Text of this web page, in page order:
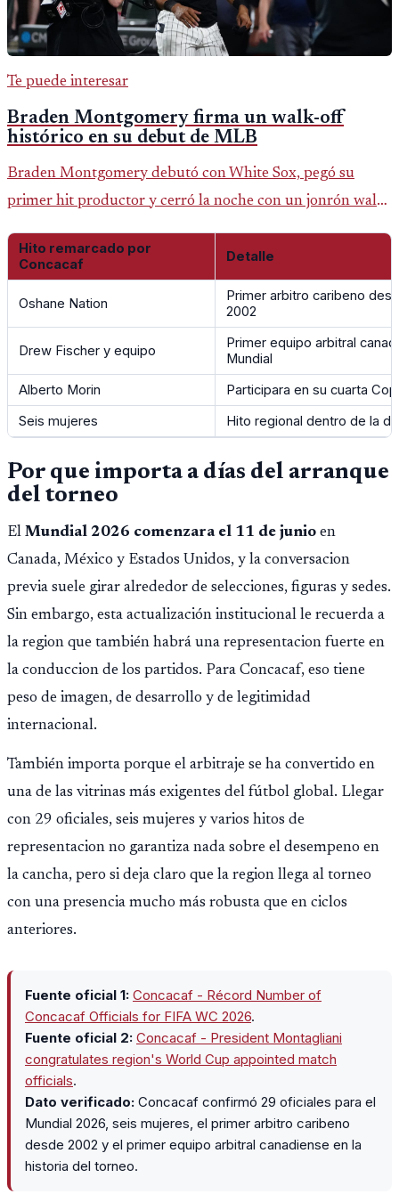
Te puede interesar
Braden Montgomery firma un walk-off
histórico en su debut de MLB
Braden Montgomery debutó con White Sox, pegó su
primer hit productor y cerró la noche con un jonrón walk-
este tipo en la historia.
Hito remarcado por
Concacaf
Detalle
Oshane Nation
Primer arbitro caribeno
2002
Drew Fischer y equipo
Primer equipo arbitral
Mundial
Alberto Morin
Participara en su cuarta
Seis mujeres
Hito regional dentro de la
Por que importa a días del arranque
del torneo
El Mundial 2026 comenzara el 11 de junio en
Canada, México y Estados Unidos, y la conversacion
previa suele girar alrededor de selecciones, figuras y sedes.
Sin embargo, esta actualización institucional le recuerda a
la region que también habrá una representacion fuerte en
la conduccion de los partidos. Para Concacaf, eso tiene
peso de imagen, de desarrollo y de legitimidad
internacional.
También importa porque el arbitraje se ha convertido en
una de las vitrinas más exigentes del fútbol global. Llegar
con 29 oficiales, seis mujeres y varios hitos de
representacion no garantiza nada sobre el desempeno en
la cancha, pero si deja claro que la region llega al torneo
con una presencia mucho más robusta que en ciclos
anteriores.
Fuente oficial 1: Concacaf - Récord Number of
Concacaf Officials for FIFA WC 2026.
Fuente oficial 2: Concacaf - President Montagliani
congratulates region's World Cup appointed match
officials.
Dato verificado: Concacaf confirmó 29 oficiales para el
Mundial 2026, seis mujeres, el primer arbitro caribeno
desde 2002 y el primer equipo arbitral canadiense en la
historia del torneo.